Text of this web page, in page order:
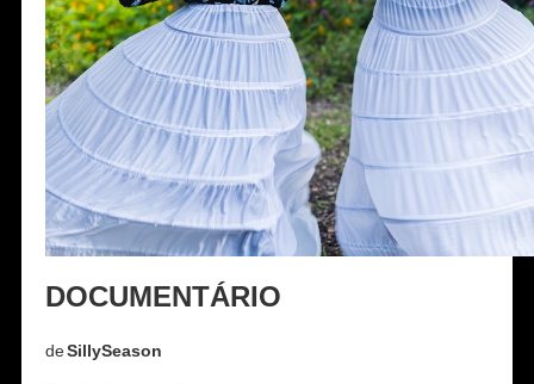
DOCUMENTÁRIO
deSillySeason